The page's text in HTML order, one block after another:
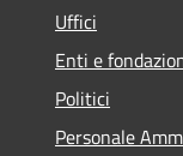
Uffici
Enti e
Politici
Personale